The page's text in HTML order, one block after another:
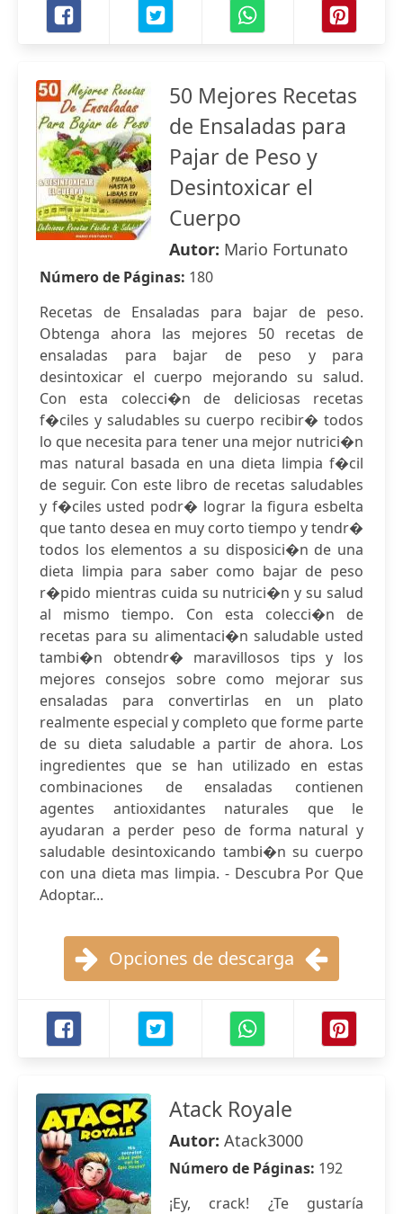
50 Mejores Recetas
de Ensaladas para
Pajar de Peso y
Desintoxicar el
Cuerpo
Autor: Mario Fortunato
Número de Páginas: 180
Recetas de Ensaladas para bajar de peso.
Obtenga ahora las mejores 50 recetas de
ensaladas para bajar de peso y para
desintoxicar el cuerpo mejorando su salud.
Con esta colecci�n de deliciosas recetas
f�ciles y saludables su cuerpo recibir� todos
lo que necesita para tener una mejor nutrici�n
mas natural basada en una dieta limpia f�cil
de seguir. Con este libro de recetas saludables
y f�ciles usted podr� lograr la figura esbelta
que tanto desea en muy corto tiempo y tendr�
todos los elementos a su disposici�n de una
dieta limpia para saber como bajar de peso
r�pido mientras cuida su nutrici�n y su salud
al mismo tiempo. Con esta colecci�n de
recetas para su alimentaci�n saludable usted
tambi�n obtendr� maravillosos tips y los
mejores consejos sobre como mejorar sus
ensaladas para convertirlas en un plato
realmente especial y completo que forme parte
de su dieta saludable a partir de ahora. Los
ingredientes que se han utilizado en estas
combinaciones de ensaladas contienen
agentes antioxidantes naturales que le
ayudaran a perder peso de forma natural y
saludable desintoxicando tambi�n su cuerpo
con una dieta mas limpia. - Descubra Por Que
Adoptar...
Opciones de descarga
Atack Royale
Autor: Atack3000
Número de Páginas: 192
¡Ey, crack! ¿Te gustaría